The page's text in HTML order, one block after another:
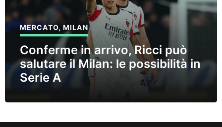
MERCATO,MILAN
Conferme in arrivo, Ricci può
salutare il Milan: le possibilità in
Serie A